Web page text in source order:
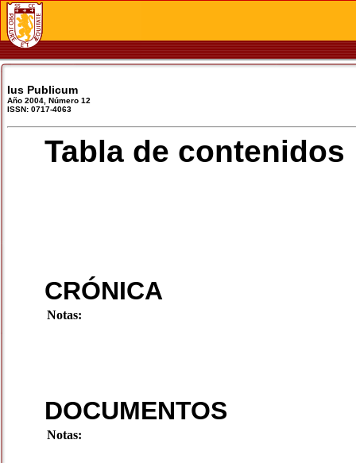
Ius Publicum
Año 2004, Número 12
ISSN: 0717-4063
Tabla de contenidos
CRÓNICA
Notas:
DOCUMENTOS
Notas: